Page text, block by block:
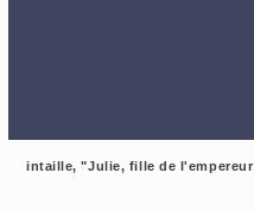
intaille, "Julie, fille de l'empereur